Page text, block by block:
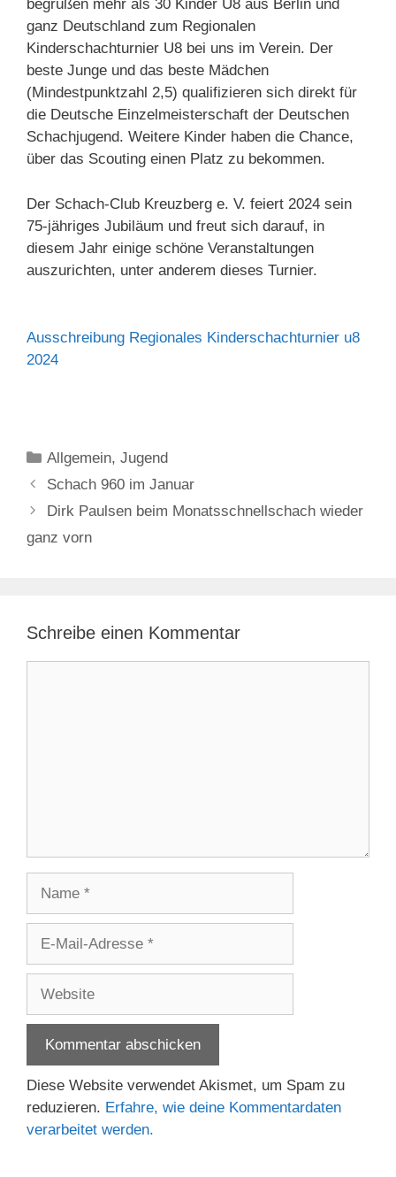
begrüßen mehr als 30 Kinder U8 aus Berlin und
ganz Deutschland zum Regionalen
Kinderschachturnier U8 bei uns im Verein. Der
beste Junge und das beste Mädchen
(Mindestpunktzahl 2,5) qualifizieren sich direkt für
die Deutsche Einzelmeisterschaft der Deutschen
Schachjugend. Weitere Kinder haben die Chance,
über das Scouting einen Platz zu bekommen.
Der Schach-Club Kreuzberg e. V. feiert 2024 sein
75-jähriges Jubiläum und freut sich darauf, in
diesem Jahr einige schöne Veranstaltungen
auszurichten, unter anderem dieses Turnier.
Ausschreibung Regionales Kinderschachturnier u8
2024
Kategorien
Allgemein,Jugend
Schach 960 im Januar
Dirk Paulsen beim Monatsschnellschach wieder
ganz vorn
Schreibe einen Kommentar
Adresse
Diese Website verwendet Akismet, um Spam zu
reduzieren. Erfahre, wie deine Kommentardaten
verarbeitet werden.